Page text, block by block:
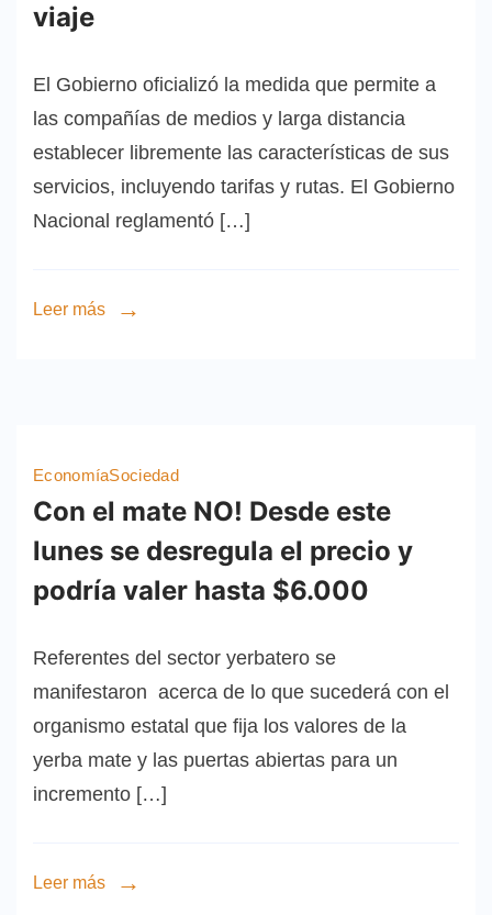
viaje
El Gobierno oficializó la medida que permite a
las compañías de medios y larga distancia
establecer libremente las características de sus
servicios, incluyendo tarifas y rutas. El Gobierno
Nacional reglamentó […]
Leer más
EconomíaSociedad
Con el mate NO! Desde este
lunes se desregula el precio y
podría valer hasta $6.000
Referentes del sector yerbatero se
manifestaron acerca de lo que sucederá con el
organismo estatal que fija los valores de la
yerba mate y las puertas abiertas para un
incremento […]
Leer más